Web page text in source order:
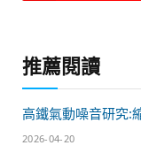
推薦閱讀
高鐵氣動噪音研究:
2026-04-20